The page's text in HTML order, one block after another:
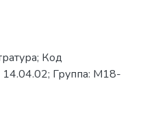
Код
14.04.02; Группа: М18-